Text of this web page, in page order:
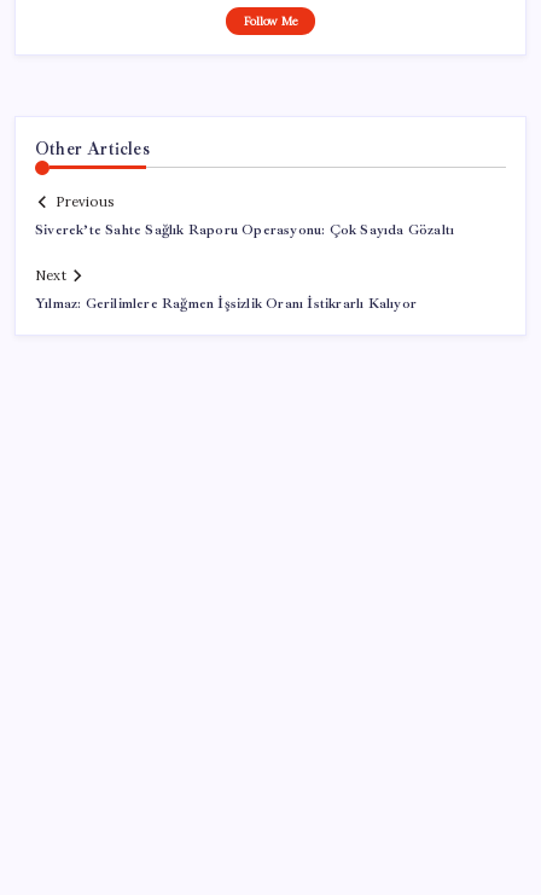
Follow Me
Other Articles
Previous
Siverek’te Sahte Sağlık Raporu Operasyonu: Çok Sayıda Gözaltı
Next
Yılmaz: Gerilimlere Rağmen İşsizlik Oranı İstikrarlı Kalıyor